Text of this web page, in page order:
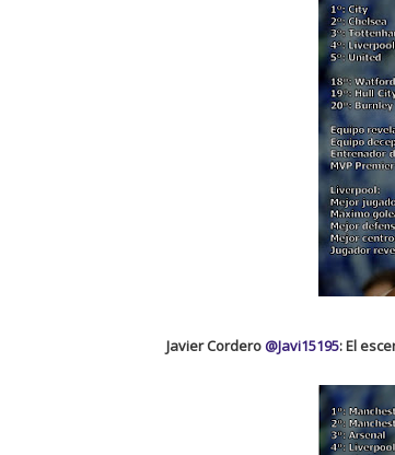
Javier Cordero @Javi15195: El